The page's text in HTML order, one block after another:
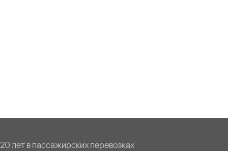
20 лет в пассажирских перевозках